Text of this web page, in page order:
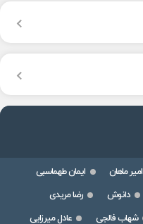
امیر ماهان
ایمان طهماسبی
دانوش
رضا مریدی
شهاب فالجی
عادل میرزایی